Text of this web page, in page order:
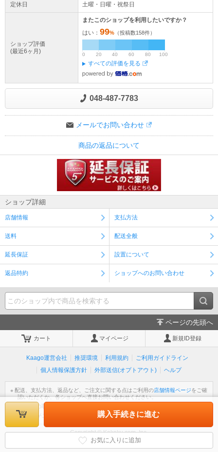
定休日 土曜・日曜・祝祭日
ショップ評価
(最近6ヶ月)
またこのショップを利用したいですか？
はい： 99% （投稿数158件）
0 20 40 60 80 100
すべての評価を見る
048-487-7783
メールでお問い合わせ
商品の返品について
ショップ詳細
店舗情報 支払方法
送料 配送全般
延長保証 設置について
返品特約 ショップへのお問い合わせ
購入手続きに進む
お気に入りに追加
ページの先頭へ
カート マイページ 新規ID登録
Kaago運営会社 推奨環境 利用規約
ご利用ガイドライン
個人情報保護方針
外部送信(オプトアウト) ヘルプ
※ 配送、支払方法、返品など、ご注文に関する点はご利用の店舗情報ページをご確
認いただくか、各ショップへ直接お問い合わせください。
※ 個人情報の取扱いについては
※ 不明な点がございましたら
をご覧ください。
Copyright © Kakaku.com, Inc.
All Rights Reserved.